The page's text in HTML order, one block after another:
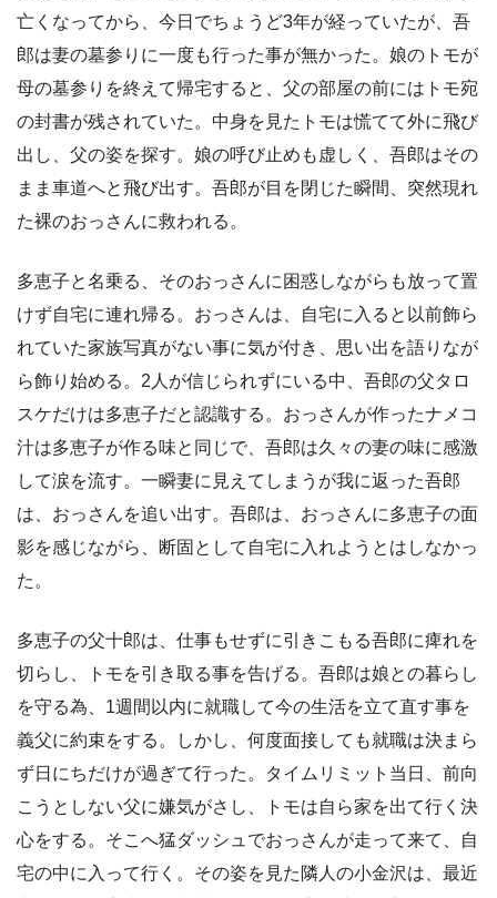
亡くなってから、今日でちょうど3年が経っていたが、吾
郎は妻の墓参りに一度も行った事が無かった。娘のトモが
母の墓参りを終えて帰宅すると、父の部屋の前にはトモ宛
の封書が残されていた。中身を見たトモは慌てて外に飛び
出し、父の姿を探す。娘の呼び止めも虚しく、吾郎はその
まま車道へと飛び出す。吾郎が目を閉じた瞬間、突然現れ
た裸のおっさんに救われる。
多恵子と名乗る、そのおっさんに困惑しながらも放って置
けず自宅に連れ帰る。おっさんは、自宅に入ると以前飾ら
れていた家族写真がない事に気が付き、思い出を語りなが
ら飾り始める。2人が信じられずにいる中、吾郎の父タロ
スケだけは多恵子だと認識する。おっさんが作ったナメコ
汁は多恵子が作る味と同じで、吾郎は久々の妻の味に感激
して涙を流す。一瞬妻に見えてしまうが我に返った吾郎
は、おっさんを追い出す。吾郎は、おっさんに多恵子の面
影を感じながら、断固として自宅に入れようとはしなかっ
た。
多恵子の父十郎は、仕事もせずに引きこもる吾郎に痺れを
切らし、トモを引き取る事を告げる。吾郎は娘との暮らし
を守る為、1週間以内に就職して今の生活を立て直す事を
義父に約束をする。しかし、何度面接しても就職は決まら
ず日にちだけが過ぎて行った。タイムリミット当日、前向
こうとしない父に嫌気がさし、トモは自ら家を出て行く決
心をする。そこへ猛ダッシュでおっさんが走って来て、自
宅の中に入って行く。その姿を見た隣人の小金沢は、最近